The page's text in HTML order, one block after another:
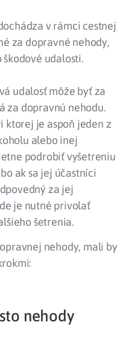
v rámci cestnej
za dopravné nehody,
udalosti.
udalosť môže byť za
za dopravnú nehodu.
ktorej je aspoň jeden z
alebo inej
podrobiť vyšetreniu
ak sa jej účastníci
za jej
je nutné privolať
šetrenia.
nehody, mali by
nehody